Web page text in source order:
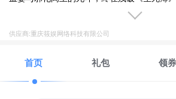
惊醒了沉沦的地藏菩萨，获其泣血警示：幽
供应商:重庆筱娱网络科技有限公司
首页 礼包 领券